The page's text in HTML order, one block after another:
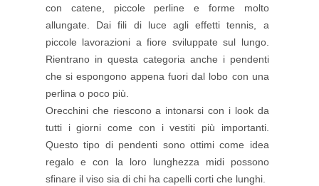
con catene, piccole perline e forme molto
allungate. Dai fili di luce agli effetti tennis, a
piccole lavorazioni a fiore sviluppate sul lungo.
Rientrano in questa categoria anche i pendenti
che si espongono appena fuori dal lobo con una
perlina o poco più.
Orecchini che riescono a intonarsi con i look da
tutti i giorni come con i vestiti più importanti.
Questo tipo di pendenti sono ottimi come idea
regalo e con la loro lunghezza midi possono
sfinare il viso sia di chi ha capelli corti che lunghi.